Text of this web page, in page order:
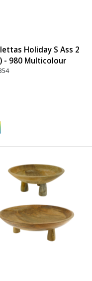
Holiday S Ass 2
- 980 Multicolour